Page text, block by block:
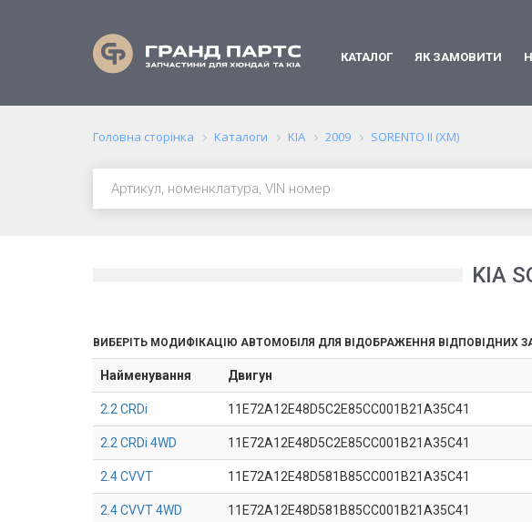
КАТАЛОГ ЯК ЗАМОВИТИ
Головна сторінка Каталоги KIA 2009 SORENTO II (XM)
KIA
ВИБЕРІТЬ МОДИФІКАЦІЮ АВТОМОБІЛЯ ДЛЯ ВІДОБРАЖЕННЯ ВІДПОВІДНИХ
Найменування Двигун
2.2 CRDi 11E72A12E48D5C2E85CC001B21A35C41
2.2 CRDi 4WD 11E72A12E48D5C2E85CC001B21A35C41
2.4 CVVT 11E72A12E48D581B85CC001B21A35C41
2.4 CVVT 4WD 11E72A12E48D581B85CC001B21A35C41